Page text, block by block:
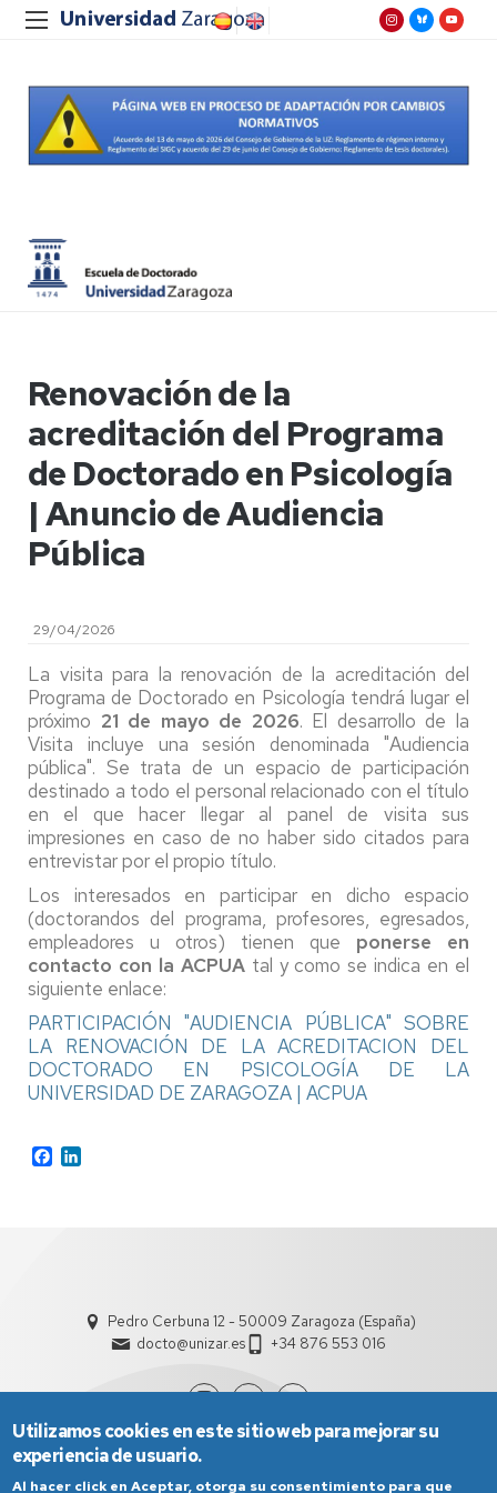
Renovación de la
acreditación del Programa
de Doctorado en Psicología
| Anuncio de Audiencia
Pública
29/04/2026
La visita para la renovación de la acreditación del
Programa de Doctorado en Psicología tendrá lugar el
próximo 21 de mayo de 2026. El desarrollo de la
Visita incluye una sesión denominada "Audiencia
pública". Se trata de un espacio de participación
destinado a todo el personal relacionado con el título
en el que hacer llegar al panel de visita sus
impresiones en caso de no haber sido citados para
entrevistar por el propio título.
Los interesados en participar en dicho espacio
(doctorandos del programa, profesores, egresados,
empleadores u otros) tienen que ponerse en
contacto con la ACPUAtal y como se indica en el
siguiente enlace:
PARTICIPACIÓN "AUDIENCIA PÚBLICA" SOBRE
LA RENOVACIÓN DE LA ACREDITACION DEL
DOCTORADO EN PSICOLOGÍA DE LA
UNIVERSIDAD DE ZARAGOZA | ACPUA
Facebook
Pedro Cerbuna 12 - 50009 Zaragoza (España)
docto@unizar.es
+34 876 553 016
Utilizamos cookies en este sitio web para mejorar su
experiencia de usuario.
Al hacer click en Aceptar, otorga su consentimiento para que